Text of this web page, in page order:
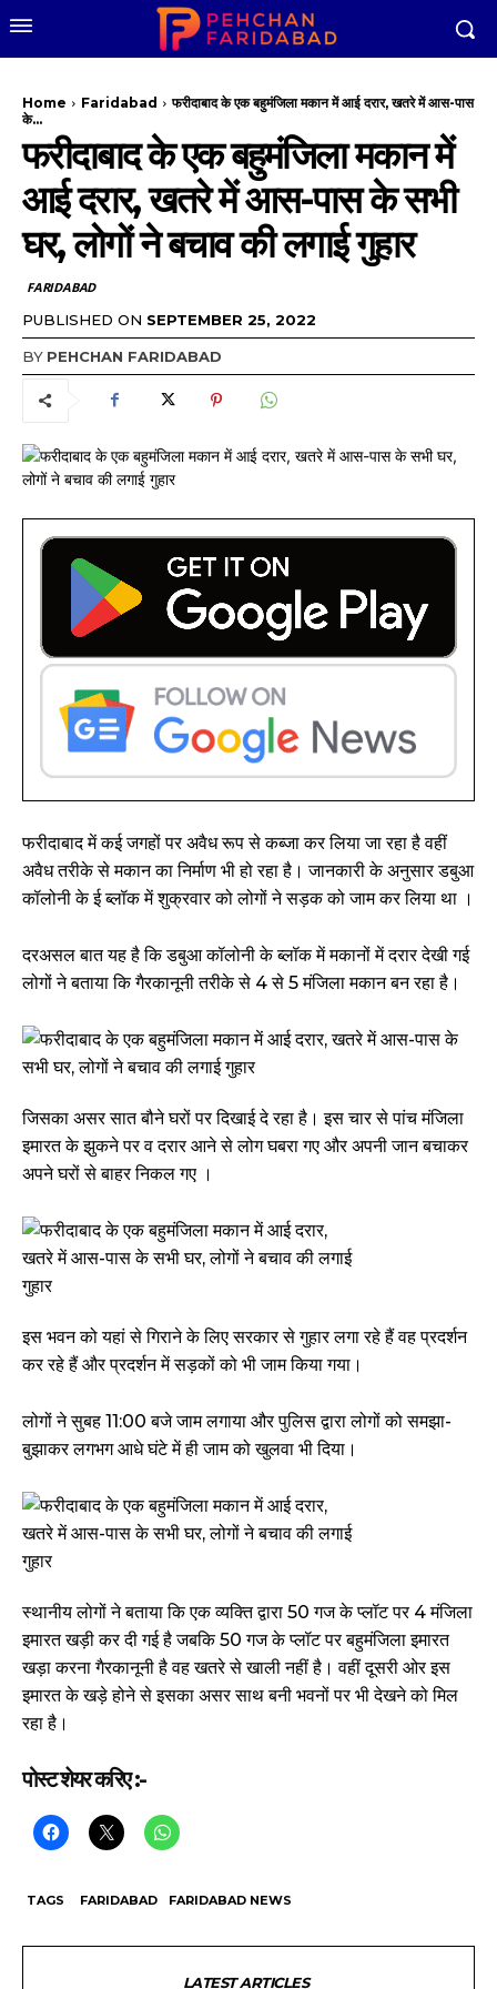
Home Faridabad
फरीदाबाद के एक बहुमंजिला मकान में आई दरार, खतरे में आस-पास
के...
फरीदाबाद के एक बहुमंजिला मकान में
आई दरार, खतरे में आस-पास के सभी
घर, लोगों ने बचाव की लगाई गुहार
FARIDABAD
PUBLISHED ON SEPTEMBER 25, 2022
BY PEHCHAN FARIDABAD
फरीदाबाद में कई जगहों पर अवैध रूप से कब्जा कर लिया जा रहा है वहीं
अवैध तरीके से मकान का निर्माण भी हो रहा है। जानकारी के अनुसार डबुआ
कॉलोनी के ई ब्लॉक में शुक्रवार को लोगों ने सड़क को जाम कर लिया था ।
दरअसल बात यह है कि डबुआ कॉलोनी के ब्लॉक में मकानों में दरार देखी गई
लोगों ने बताया कि गैरकानूनी तरीके से 4 से 5 मंजिला मकान बन रहा है।
जिसका असर सात बौने घरों पर दिखाई दे रहा है। इस चार से पांच मंजिला
इमारत के झुकने पर व दरार आने से लोग घबरा गए और अपनी जान बचाकर
अपने घरों से बाहर निकल गए ।
इस भवन को यहां से गिराने के लिए सरकार से गुहार लगा रहे हैं वह प्रदर्शन
कर रहे हैं और प्रदर्शन में सड़कों को भी जाम किया गया।
लोगों ने सुबह 11:00 बजे जाम लगाया और पुलिस द्वारा लोगों को समझा-
बुझाकर लगभग आधे घंटे में ही जाम को खुलवा भी दिया।
स्थानीय लोगों ने बताया कि एक व्यक्ति द्वारा 50 गज के प्लॉट पर 4 मंजिला
इमारत खड़ी कर दी गई है जबकि 50 गज के प्लॉट पर बहुमंजिला इमारत
खड़ा करना गैरकानूनी है वह खतरे से खाली नहीं है। वहीं दूसरी ओर इस
इमारत के खड़े होने से इसका असर साथ बनी भवनों पर भी देखने को मिल
रहा है।
पोस्ट शेयर करिए :-
TAGS FARIDABAD FARIDABAD NEWS
LATEST ARTICLES